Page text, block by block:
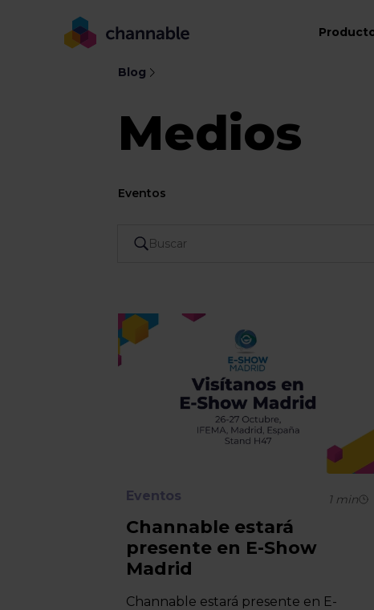
Blog
Medios
Eventos
Eventos 1min
Channable estará
presente en E-Show
Madrid
Channable estará presente en E-